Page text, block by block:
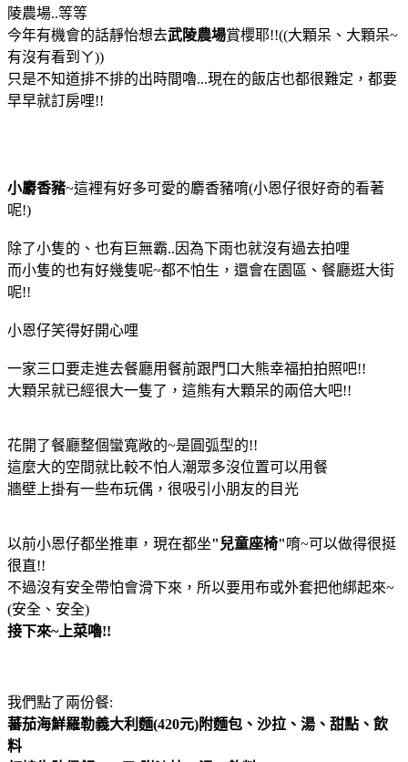
陵農場..等等
今年有機會的話靜怡想去武陵農場賞櫻耶!!((大顆呆、大顆呆~
有沒有看到ㄚ))
只是不知道排不排的出時間嚕...現在的飯店也都很難定，都要
早早就訂房哩!!
小麝香豬~這裡有好多可愛的麝香豬唷(小恩仔很好奇的看著
呢!)
除了小隻的、也有巨無霸..因為下雨也就沒有過去拍哩
而小隻的也有好幾隻呢~都不怕生，還會在園區、餐廳逛大街
呢!!
小恩仔笑得好開心哩
一家三口要走進去餐廳用餐前跟門口大熊幸福拍拍照吧!!
大顆呆就已經很大一隻了，這熊有大顆呆的兩倍大吧!!
花開了餐廳整個蠻寬敞的~是圓弧型的!!
這麼大的空間就比較不怕人潮眾多沒位置可以用餐
牆壁上掛有一些布玩偶，很吸引小朋友的目光
以前小恩仔都坐推車，現在都坐"兒童座椅" 唷~可以做得很挺
很直!!
不過沒有安全帶怕會滑下來，所以要用布或外套把他綁起來~
(安全、安全)
接下來~上菜嚕!!
我們點了兩份餐:
蕃茄海鮮羅勒義大利麵(420元)附麵包、沙拉、湯、甜點、飲
料